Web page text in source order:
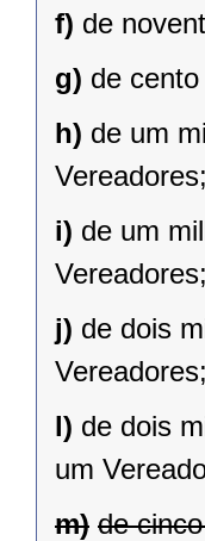
f) de
g) de
h) de um
Vereadores;
i) de um
Vereadores;
j) de dois
Vereadores;
l) de dois
um
m) de